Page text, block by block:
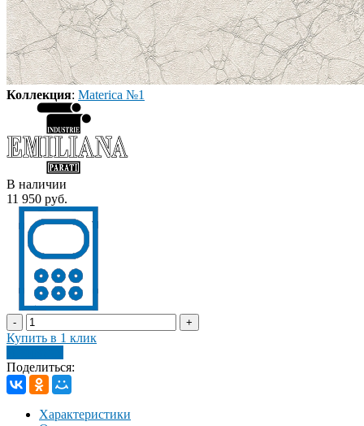
Коллекция: Materica №1
В наличии
11 950 руб.
- +
Купить в 1 клик
Поделиться:
Характеристики